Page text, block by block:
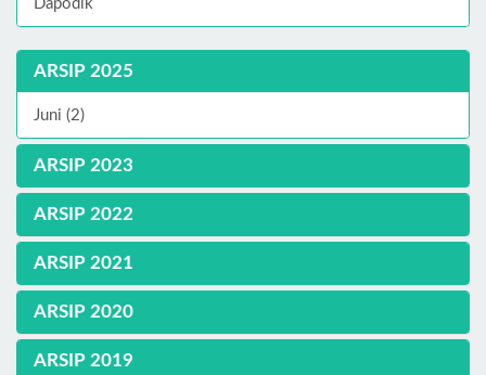
Dapodik
ARSIP 2025
Juni (2)
ARSIP 2023
ARSIP 2022
ARSIP 2021
ARSIP 2020
ARSIP 2019